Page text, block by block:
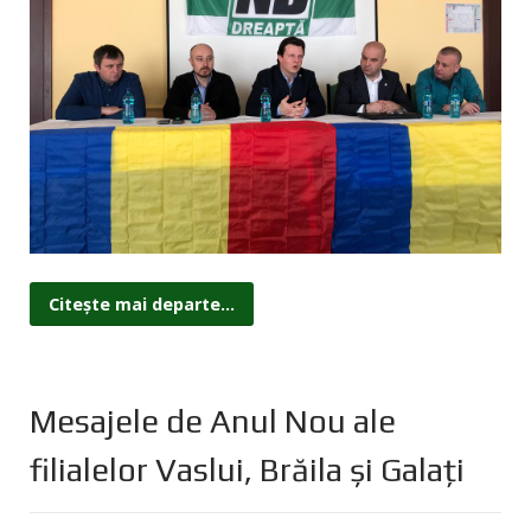
Citește mai departe...
Mesajele de Anul Nou ale
filialelor Vaslui, Brăila și Galați